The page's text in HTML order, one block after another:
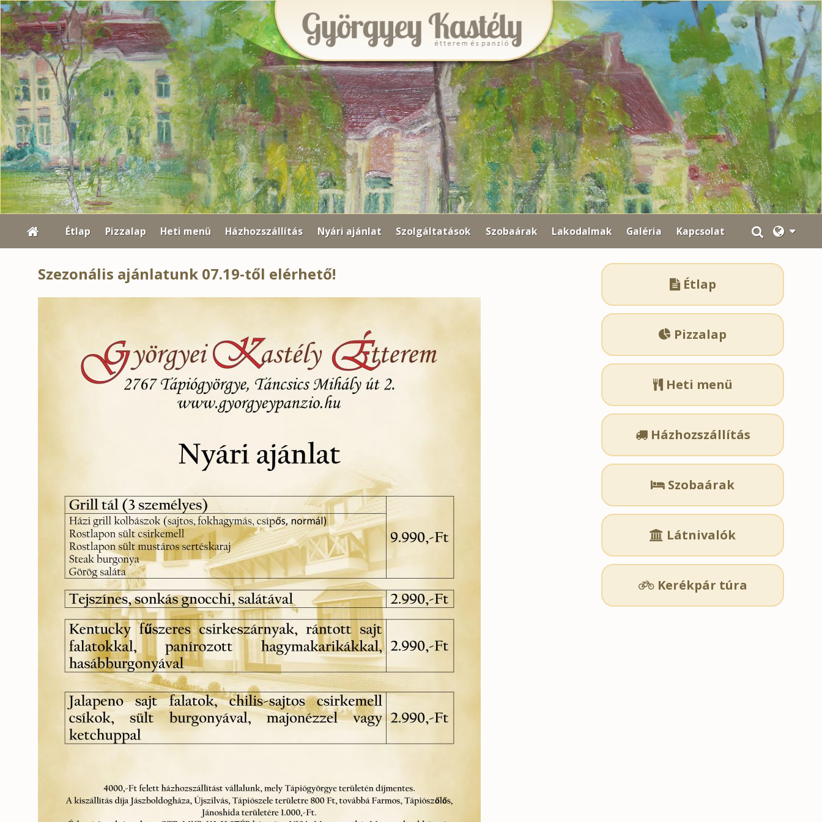
Étlap Pizzalap Heti menü Házhozszállítás Nyári ajánlat Szolgáltatások Szobaárak Lakodalmak Galéria Kapcsolat
Szezonális ajánlatunk 07.19-től elérhető!
Étlap
 Pizzalap
 Heti menü
Házhozszállítás
 Szobaárak
 Látnivalók
Kerékpár túra